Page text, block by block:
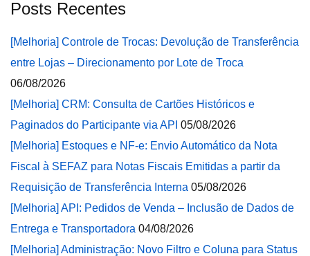
Posts Recentes
[Melhoria] Controle de Trocas: Devolução de Transferência
entre Lojas – Direcionamento por Lote de Troca
06/08/2026
[Melhoria] CRM: Consulta de Cartões Históricos e
Paginados do Participante via API 05/08/2026
[Melhoria] Estoques e NF-e: Envio Automático da Nota
Fiscal à SEFAZ para Notas Fiscais Emitidas a partir da
Requisição de Transferência Interna 05/08/2026
[Melhoria] API: Pedidos de Venda – Inclusão de Dados de
Entrega e Transportadora 04/08/2026
[Melhoria] Administração: Novo Filtro e Coluna para Status